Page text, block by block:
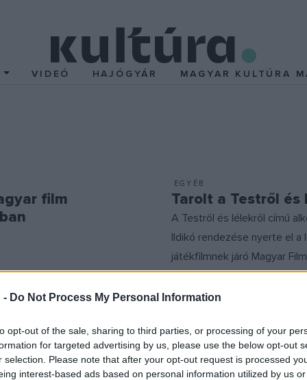
- Do Not Process My Personal Information
opt-out of the sale, sharing to third parties, or processing of your
for targeted advertising by us, please use the below opt-out
selection. Please note that after your opt-out request is processed
interest-based ads based on personal information utilized by us
VIDEÓ HAJÓGYÁR MAGYAR KULTÚRA
film
EGYÉB
Tarolt a Testről és
A Testről és lélekről című
Ildikó rendezése nyerte el a
játékfilmnek járó Magyar
elismerést március 11-én
Budapesten, a Vígszínházban
összesen 23 kategóriában
győztest. A 3. Magyar Filmdíj
az öt műfaji kategória mellett